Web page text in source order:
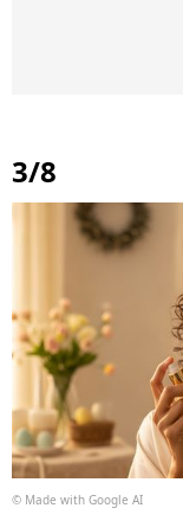
3/8
© Made with Google AI